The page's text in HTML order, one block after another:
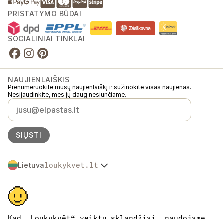
PRISTATYMO BŪDAI
SOCIALINIAI TINKLAI
NAUJIENLAIŠKIS
Prenumeruokite mūsų naujienlaiškį ir sužinokite visas naujienas.
Nesijaudinkite, mes jų daug nesiunčiame.
SIŲSTI
Lietuvaloukykvet.lt
Česko
Slovensko
Polska
Österreich
Deutschland
Loukykvět s.r.o. yra registruota Prahos miesto teismo komerciniame
registre, C skyrius, byla 268616.
EKF00180493.